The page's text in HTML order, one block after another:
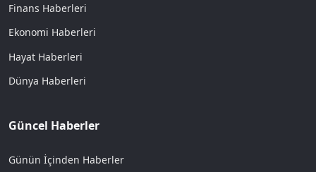
Finans Haberleri
Ekonomi Haberleri
Hayat Haberleri
Dünya Haberleri
Güncel Haberler
Günün İçinden Haberler